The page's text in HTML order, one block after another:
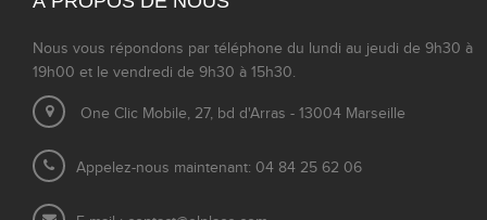
Nous vous répondons par téléphone du lundi au jeudi de 9h30 à
19h00 et le vendredi de 9h30 à 15h30.
One Clic Mobile, 27, bd d'Arras - 13004 Marseille
Appelez-nous maintenant: 04 84 25 62 06